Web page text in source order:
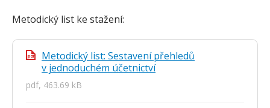
Metodický list ke stažení:
pdf
Metodický list: Sestavení přehledů
v jednoduchém účetnictví
pdf, 463.69 kB